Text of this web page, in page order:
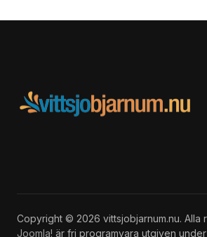
Copyright © 2026 vittsjobjarnum.nu. Alla
Joomla! är fri programvara utgiven under